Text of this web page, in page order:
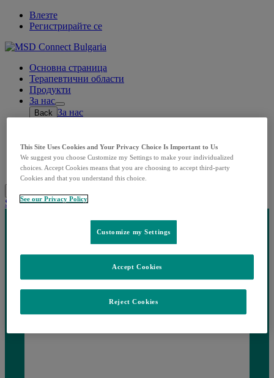
Влезте
Регистрирайте се
Основна страница
Терапевтични области
Продукти
За нас
Open
submenu
Back За нас
Корпоративна отговорност
Контакти
Лични данни
Share this
This Site Uses Cookies and Your Privacy Choice Is Important to Us
We suggest you choose Customize my Settings to make your individualized
choices. Accept Cookies means that you are choosing to accept third-party
Cookies and that you understand this choice.
See our Privacy Policy
Customize my Settings
Reject Cookies
Accept Cookies